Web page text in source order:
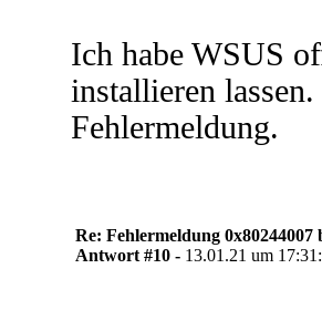
Ich habe WSUS
installieren
Fehlermeldung.
Re: Fehlermeldung
Antwort #10 - 13.01.21 um